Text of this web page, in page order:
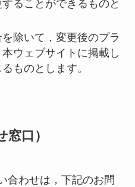
ることができるものと
除いて，変更後のプラ
ウェブサイトに掲載し
ものとします。
口）
合わせは，下記のお問